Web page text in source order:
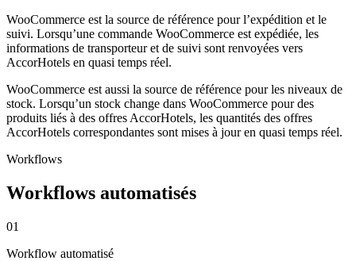
WooCommerce est la source de référence pour l’expédition et le
suivi. Lorsqu’une commande WooCommerce est expédiée, les
informations de transporteur et de suivi sont renvoyées vers
AccorHotels en quasi temps réel.
WooCommerce est aussi la source de référence pour les niveaux de
stock. Lorsqu’un stock change dans WooCommerce pour des
produits liés à des offres AccorHotels, les quantités des offres
AccorHotels correspondantes sont mises à jour en quasi temps réel.
Workflows
Workflows automatisés
01
Workflow automatisé